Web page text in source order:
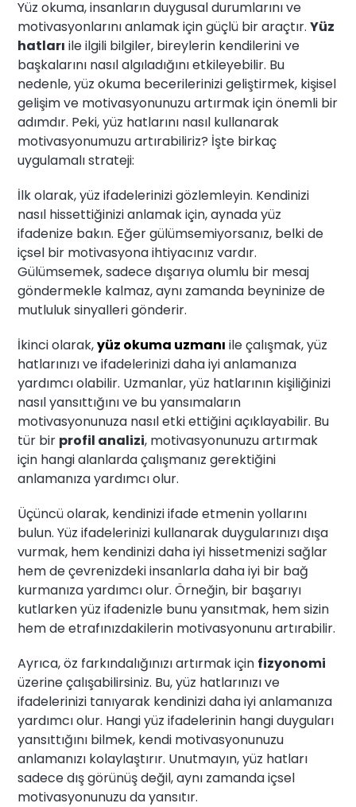
Yüz okuma, insanların duygusal durumlarını ve
motivasyonlarını anlamak için güçlü bir araçtır.Yüz
hatları ile ilgili bilgiler, bireylerin kendilerini ve
başkalarını nasıl algıladığını etkileyebilir. Bu
nedenle, yüz okuma becerilerinizi geliştirmek, kişisel
gelişim ve motivasyonunuzu artırmak için önemli bir
adımdır. Peki, yüz hatlarını nasıl kullanarak
motivasyonumuzu artırabiliriz? İşte birkaç
uygulamalı strateji:
İlk olarak, yüz ifadelerinizi gözlemleyin. Kendinizi
nasıl hissettiğinizi anlamak için, aynada yüz
ifadenize bakın. Eğer gülümsemiyorsanız, belki de
içsel bir motivasyona ihtiyacınız vardır.
Gülümsemek, sadece dışarıya olumlu bir mesaj
göndermekle kalmaz, aynı zamanda beyninize de
mutluluk sinyalleri gönderir.
İkinci olarak,yüz okuma uzmanı ile çalışmak, yüz
hatlarınızı ve ifadelerinizi daha iyi anlamanıza
yardımcı olabilir. Uzmanlar, yüz hatlarının kişiliğinizi
nasıl yansıttığını ve bu yansımaların
motivasyonunuza nasıl etki ettiğini açıklayabilir. Bu
tür bir profil analizi, motivasyonunuzu artırmak
için hangi alanlarda çalışmanız gerektiğini
anlamanıza yardımcı olur.
Üçüncü olarak, kendinizi ifade etmenin yollarını
bulun. Yüz ifadelerinizi kullanarak duygularınızı dışa
vurmak, hem kendinizi daha iyi hissetmenizi sağlar
hem de çevrenizdeki insanlarla daha iyi bir bağ
kurmanıza yardımcı olur. Örneğin, bir başarıyı
kutlarken yüz ifadenizle bunu yansıtmak, hem sizin
hem de etrafınızdakilerin motivasyonunu artırabilir.
Ayrıca, öz farkındalığınızı artırmak için fizyonomi
üzerine çalışabilirsiniz. Bu, yüz hatlarınızı ve
ifadelerinizi tanıyarak kendinizi daha iyi anlamanıza
yardımcı olur. Hangi yüz ifadelerinin hangi duyguları
yansıttığını bilmek, kendi motivasyonunuzu
anlamanızı kolaylaştırır. Unutmayın, yüz hatları
sadece dış görünüş değil, aynı zamanda içsel
motivasyonunuzu da yansıtır.